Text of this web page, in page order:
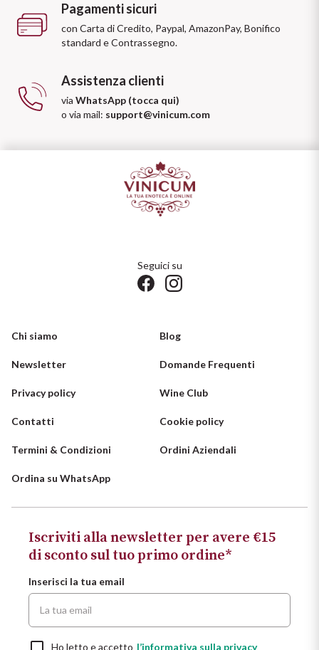
Pagamenti sicuri
con Carta di Credito, Paypal, AmazonPay, Bonifico
standard e Contrassegno.
Assistenza clienti
via WhatsApp (tocca qui)
o via mail: support@vinicum.com
Seguici su
Chi siamo Blog
Newsletter Domande Frequenti
Privacy policy Wine Club
Contatti Cookie policy
Termini & Condizioni Ordini Aziendali
Ordina su WhatsApp
Iscriviti alla newsletter per avere €15
di sconto sul tuo primo ordine*
Inserisci la tua email
Ho letto e accetto l’informativa sulla privacy